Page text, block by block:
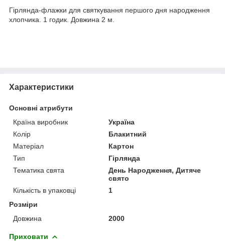
Гірлянда-флажки для святкування першого дня народження
хлопчика. 1 годик. Довжина 2 м.
Характеристики
Основні атрибути
Країна виробник
Україна
Колір
Блакитний
Матеріал
Картон
Тип
Гірлянда
Тематика свята
День Народження, Дитяче
свято
Кількість в упаковці
1
Розміри
Довжина
2000
Приховати